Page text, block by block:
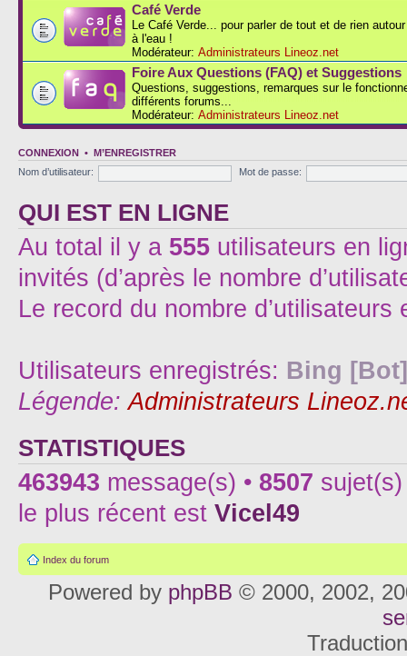
Café Verde
Le Café Verde... pour parler de tout et de rien
à l'eau !
Modérateur: Administrateurs Lineoz.net
Foire Aux Questions (FAQ) et Suggestions
Questions, suggestions, remarques sur le
différents forums...
Modérateur: Administrateurs Lineoz.net
CONNEXION • M’ENREGISTRER
Nom d’utilisateur:
Mot de passe:
QUI EST EN LIGNE
Au total il y a 555 utilisateurs en
invités (d’après le nombre
Le record du nombre
Utilisateurs enregistrés: Bing [Bot]
Légende:Administrateurs
STATISTIQUES
463943 message(s) • 8507
le plus récent est Vicel49
Index du forum
Powered by phpBB © 2000, 2002,